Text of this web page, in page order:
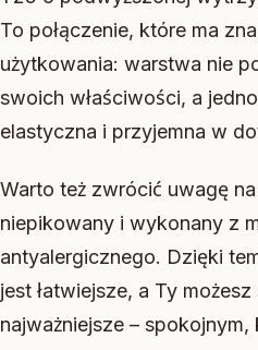
To połączenie, które ma
użytkowania: warstwa nie
swoich właściwości, a
elastyczna i przyjemna w
Warto też zwrócić uwagę
niepikowany i wykonany z
antyalergicznego. Dzięki
jest łatwiejsze, a Ty
najważniejsze –